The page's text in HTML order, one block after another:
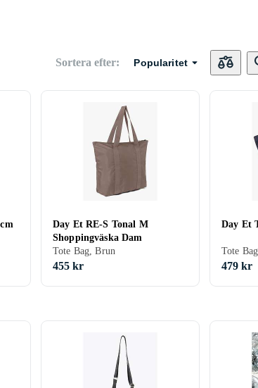
Sortera efter: Popularitet
Day Et RE-S Tonal M
Shoppingväska Dam
Tote Bag, Brun
455 kr
Day Et
479 kr